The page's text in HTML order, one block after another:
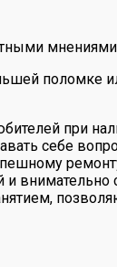
мнениями
поломке
при
себе
внимательно